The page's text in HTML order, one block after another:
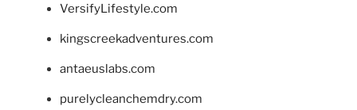
VersifyLifestyle.com
kingscreekadventures.com
antaeuslabs.com
purelycleanchemdry.com